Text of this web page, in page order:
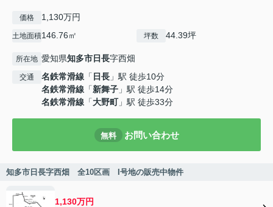
価格 1,130万円
土地面積146.76㎡ 坪数 44.39坪
所在地 愛知県知多市日長字西畑
交通 名鉄常滑線 「 日長 」駅 徒歩10分
名鉄常滑線 「新舞子 」駅 徒歩14分
名鉄常滑線 「大野町」駅 徒歩33分
無料 お問い合わせ
知多市日長字西畑 全10区画 I号地の販売中物件
1,130万円